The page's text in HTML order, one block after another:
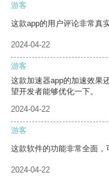
游客
这款app的用户评论非常真
2024-04-22
游客
这款加速器app的加速效果
望开发者能够优化一下。
2024-04-22
游客
这款软件的功能非常全面，
2024-04-22